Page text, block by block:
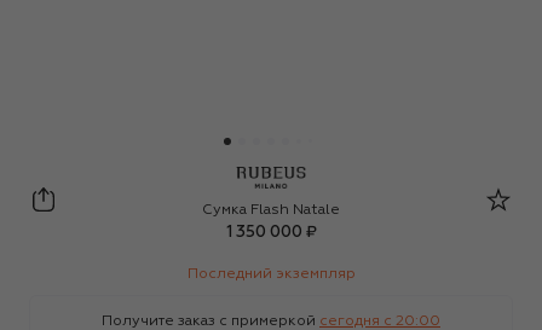
Rubeus Milano
Сумка Flash Natale
1 350 000 ₽
Последний экземпляр
Получите заказ с примеркой сегодня c 20:00